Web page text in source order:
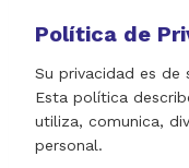
Política de
Su privacidad es de
Esta política
utiliza, comunica,
personal.